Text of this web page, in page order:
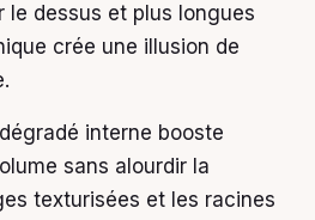
le dessus et plus longues
crée une illusion de
interne booste
sans alourdir la
texturisées et les racines